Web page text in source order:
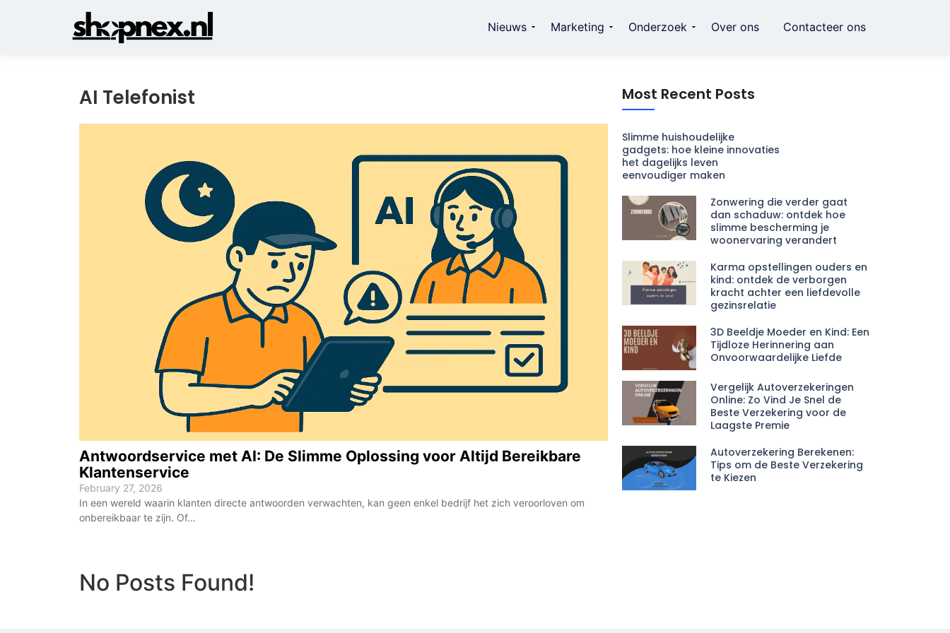
Nieuws Marketing Onderzoek Over ons Contacteer ons
AI Telefonist
Antwoordservice met AI: De Slimme Oplossing voor Altijd Bereikbare
Klantenservice
February 27, 2026
In een wereld waarin klanten directe antwoorden verwachten, kan geen enkel bedrijf het zich veroorloven om
onbereikbaar te zijn. Of…
Most Recent Posts
Slimme huishoudelijke
gadgets: hoe kleine innovaties
het dagelijks leven
eenvoudiger maken
Zonwering die verder gaat
dan schaduw: ontdek hoe
slimme bescherming je
woonervaring verandert
Karma opstellingen ouders en
kind: ontdek de verborgen
kracht achter een liefdevolle
gezinsrelatie
3D Beeldje Moeder en Kind: Een
Tijdloze Herinnering aan
Onvoorwaardelijke Liefde
Vergelijk Autoverzekeringen
Online: Zo Vind Je Snel de
Beste Verzekering voor de
Laagste Premie
Autoverzekering Berekenen:
Tips om de Beste Verzekering
te Kiezen
No Posts Found!